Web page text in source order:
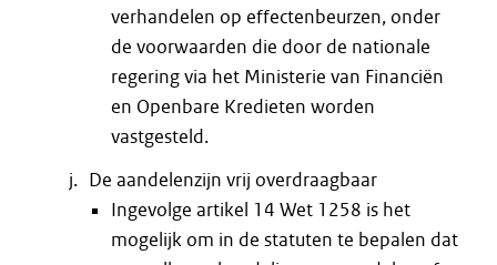
verhandelen op effectenbeurzen, onder
de voorwaarden die door de nationale
regering via het Ministerie van Financiën
en Openbare Kredieten worden
vastgesteld.
De aandelenzijn vrij overdraagbaar
Ingevolge artikel 14 Wet 1258 is het
mogelijk om in de statuten te bepalen dat